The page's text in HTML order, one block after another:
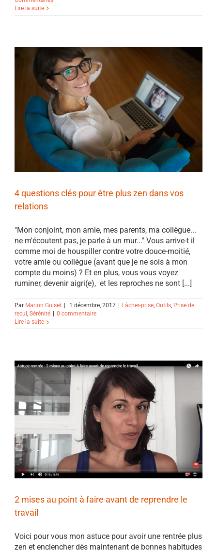
Lire la suite
4 questions clés pour être plus zen dans vos
relations
"Mon conjoint, mon amie, mes parents, ma collègue...
ne m'écoutent pas, je parle à un mur..." Vous arrive-t il
comme moi de houspiller contre votre douce-moitié,
votre amie ou collègue (avant que je ne sois à mon
compte du moins) ? Et en plus, vous vous voyez
ruminer, devenir aigri(e), et les reproches ne sont [...]
Par Marion Guiset 1 décembre, 2017 Lâcher-prise, Outils, Prise de
recul , Sérénité
0 commentaire
Lire la suite
2 mises au point à faire avant de reprendre le
travail
Voici pour vous mon astuce pour avoir une rentrée plus
zen et enclencher dès maintenant de bonnes habitudes